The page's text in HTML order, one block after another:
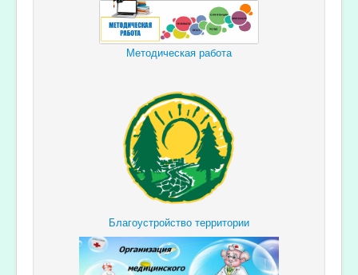
Методическая работа
Благоустройство территории